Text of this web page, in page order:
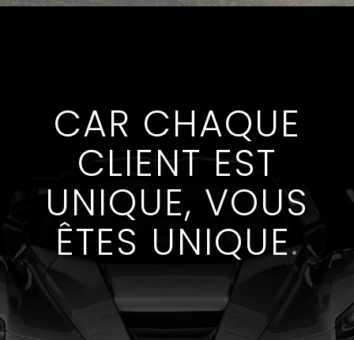
CAR CHAQUE
CLIENT EST
UNIQUE, VOUS
ÊTES UNIQUE.